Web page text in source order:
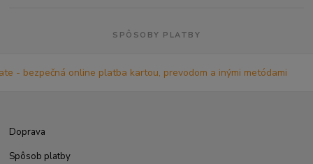
SPÔSOBY PLATBY
Doprava
Spôsob platby